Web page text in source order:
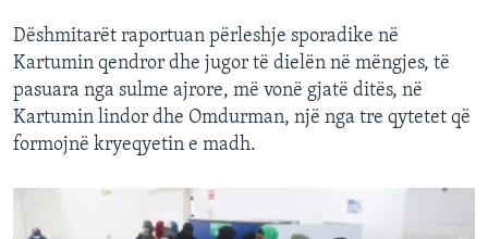
Dëshmitarët raportuan përleshje sporadike në
Kartumin qendror dhe jugor të dielën në mëngjes, të
pasuara nga sulme ajrore, më vonë gjatë ditës, në
Kartumin lindor dhe Omdurman, një nga tre qytetet që
formojnë kryeqyetin e madh.